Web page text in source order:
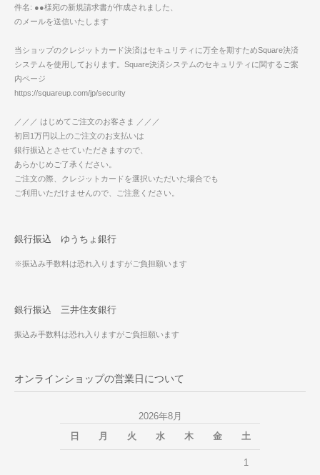
件名: ●●様宛の新規請求書が作成されました、
のメールを送信いたします
当ショップのクレジットカード決済はセキュリティに万全を期すためSquare決済
システムを使用しております。Square決済システムのセキュリティに関するご案
内ページ
https://squareup.com/jp/security
／／／ はじめてご注文のお客さま ／／／
初回1万円以上のご注文のお支払いは
銀行振込とさせていただきますので、
あらかじめご了承ください。
ご注文の際、クレジットカードを選択いただいた場合でも
ご利用いただけませんので、ご注意ください。
銀行振込 ゆうちょ銀行
※振込み手数料は恐れ入りますがご負担願います
銀行振込 三井住友銀行
振込み手数料は恐れ入りますがご負担願います
オンラインショップの営業日について
2026年8月
日
月 火 水 木 金 土
1